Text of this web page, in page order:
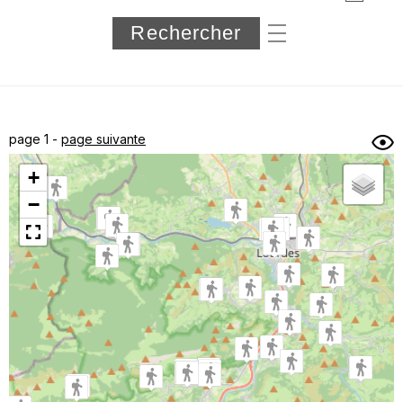
Département
Longueur min/max
sous-dossiers
Trier par
Horodatage Photos
page 1 - page suivante
+
−